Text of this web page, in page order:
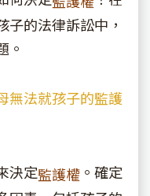
子的法律訴訟中，
。
無法就孩子的監護
決定監護權 。確定